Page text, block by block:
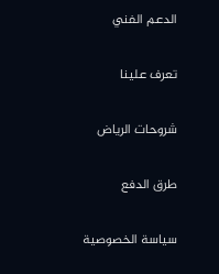
الدعم الفني
تعرف علينا
شروحات الرياض
طرق الدفع
سياسة الخصوصية